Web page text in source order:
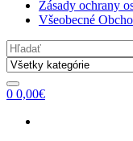
Zásady ochrany
Všeobecné
Search
for:
0 0,00€